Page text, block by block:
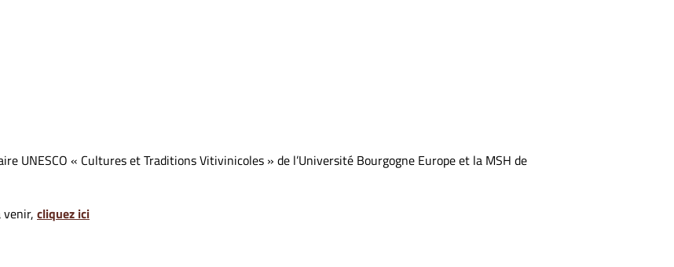
UNESCO « Cultures et Traditions Vitivinicoles » de l’Université Bourgogne Europe et la MSH de
venir, cliquez ici